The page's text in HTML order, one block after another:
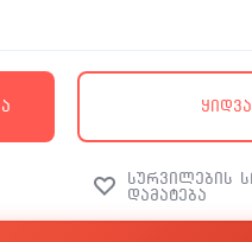
ყიდვა